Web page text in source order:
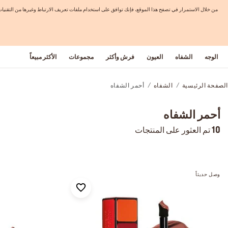
من خلال الاستمرار في تصفح هذا الموقع، فإنك توافق على استخدام ملفات تعريف الارتباط وغيرها من
الوجه الشفاه العيون فرش وأكثر مجموعات الأكثر مبيعاً
الصفحة الرئيسية الشفاه أحمر الشفاه
أحمر الشفاه
10تم العثور على المنتجات
وصل حديثاً